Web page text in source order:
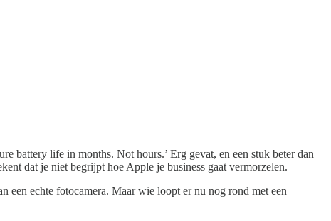
battery life in months. Not hours.’ Erg gevat, en een stuk beter dan
dat je niet begrijpt hoe Apple je business gaat vermorzelen.
een echte fotocamera. Maar wie loopt er nu nog rond met een